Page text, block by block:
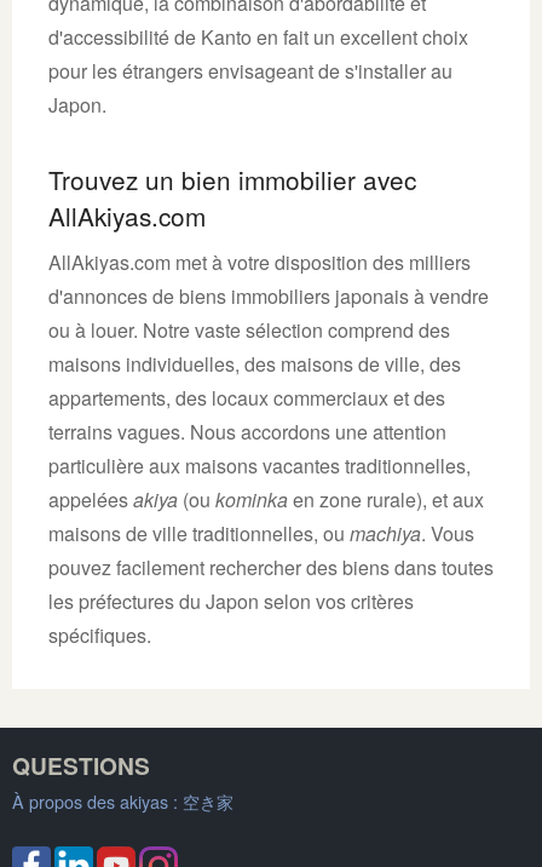
d'accessibilité de Kanto en fait un excellent choix
pour les étrangers envisageant de s'installer au
Japon.
Trouvez un bien immobilier avec
AllAkiyas.com
AllAkiyas.com met à votre disposition des milliers
d'annonces de biens immobiliers japonais à vendre
ou à louer. Notre vaste sélection comprend des
maisons individuelles, des maisons de ville, des
appartements, des locaux commerciaux et des
terrains vagues. Nous accordons une attention
particulière aux maisons vacantes traditionnelles,
appeléesakiya (ou kominkaen zone rurale), et aux
maisons de ville traditionnelles, ou machiya. Vous
pouvez facilement rechercher des biens dans toutes
les préfectures du Japon selon vos critères
spécifiques.
QUESTIONS
À propos des akiyas : 空き家